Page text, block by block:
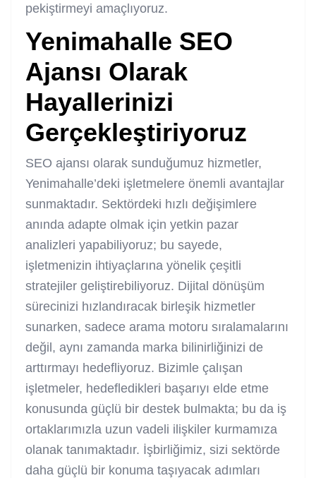
pekiştirmeyi amaçlıyoruz.
Yenimahalle SEO
Ajansı Olarak
Hayallerinizi
Gerçekleştiriyoruz
SEO ajansı olarak sunduğumuz hizmetler,
Yenimahalle’deki işletmelere önemli avantajlar
sunmaktadır. Sektördeki hızlı değişimlere
anında adapte olmak için yetkin pazar
analizleri yapabiliyoruz; bu sayede,
işletmenizin ihtiyaçlarına yönelik çeşitli
stratejiler geliştirebiliyoruz. Dijital dönüşüm
sürecinizi hızlandıracak birleşik hizmetler
sunarken, sadece arama motoru sıralamalarını
değil, aynı zamanda marka bilinirliğinizi de
arttırmayı hedefliyoruz. Bizimle çalışan
işletmeler, hedefledikleri başarıyı elde etme
konusunda güçlü bir destek bulmakta; bu da iş
ortaklarımızla uzun vadeli ilişkiler kurmamıza
olanak tanımaktadır. İşbirliğimiz, sizi sektörde
daha güçlü bir konuma taşıyacak adımları